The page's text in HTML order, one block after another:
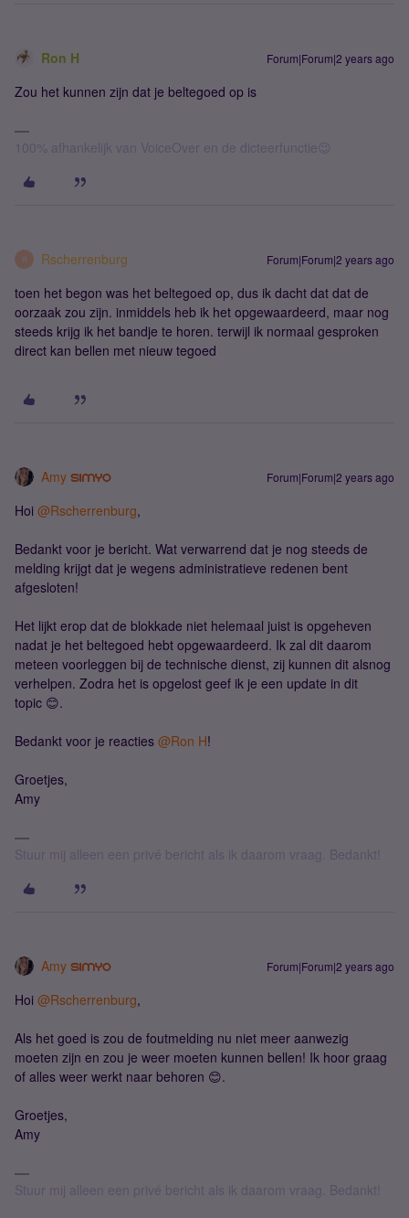
Ron H Forum|Forum|2 years ago
Zou het kunnen zijn dat je beltegoed op is
100% afhankelijk van VoiceOver en de dicteerfunctie😉
R Rscherrenburg Forum|Forum|2 years ago
toen het begon was het beltegoed op, dus ik dacht dat dat de
oorzaak zou zijn. inmiddels heb ik het opgewaardeerd, maar nog
steeds krijg ik het bandje te horen. terwijl ik normaal gesproken
direct kan bellen met nieuw tegoed
Amy Forum|Forum|2 years ago
Hoi @Rscherrenburg,
Bedankt voor je bericht. Wat verwarrend dat je nog steeds de
melding krijgt dat je wegens administratieve redenen bent
afgesloten!
Het lijkt erop dat de blokkade niet helemaal juist is opgeheven
nadat je het beltegoed hebt opgewaardeerd. Ik zal dit daarom
meteen voorleggen bij de technische dienst, zij kunnen dit alsnog
verhelpen. Zodra het is opgelost geef ik je een update in dit
topic 😊.
Bedankt voor je reacties @Ron H!
Groetjes,
Amy
Stuur mij alleen een privé bericht als ik daarom vraag. Bedankt!
Amy Forum|Forum|2 years ago
Hoi @Rscherrenburg,
Als het goed is zou de foutmelding nu niet meer aanwezig
moeten zijn en zou je weer moeten kunnen bellen! Ik hoor graag
of alles weer werkt naar behoren 😊.
Groetjes,
Amy
Stuur mij alleen een privé bericht als ik daarom vraag. Bedankt!